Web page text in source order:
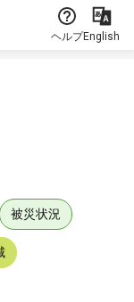
ヘルプEnglish
被災状況